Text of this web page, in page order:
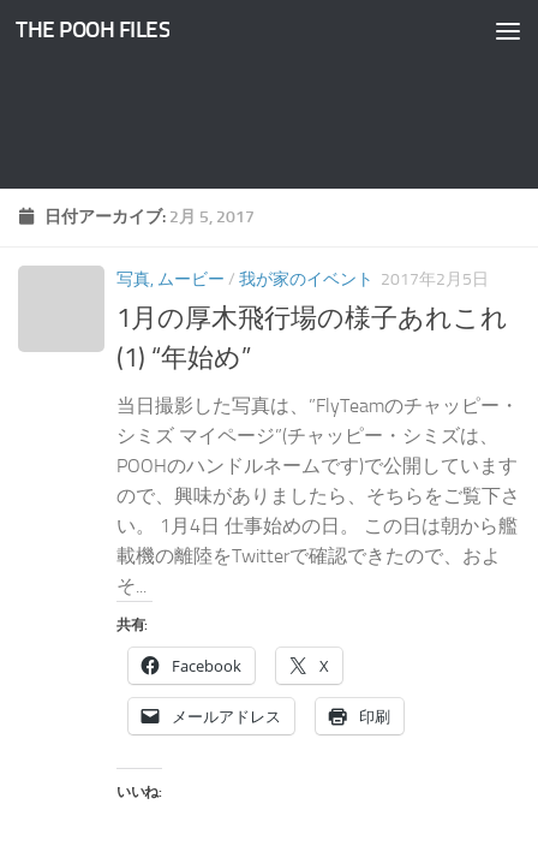
コンテンツへスキップ
THE POOH FILES
日付アーカイブ: 2月 5, 2017
写真, ムービー / 我が家のイベント 2017年2月5日
1月の厚木飛行場の様子あれこれ
(1) “年始め”
当日撮影した写真は、”FlyTeamのチャッピー・
シミズ マイページ”(チャッピー・シミズは、
POOHのハンドルネームです)で公開しています
ので、興味がありましたら、そちらをご覧下さ
い。 1月4日 仕事始めの日。 この日は朝から艦
載機の離陸をTwitterで確認できたので、およ
そ...
共有:
Facebook X
メールアドレス 印刷
いいね: